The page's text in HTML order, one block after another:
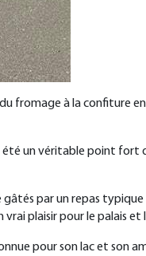
fromage à la confiture
été un véritable point
par un repas
plaisir pour le palais et
pour son lac et son